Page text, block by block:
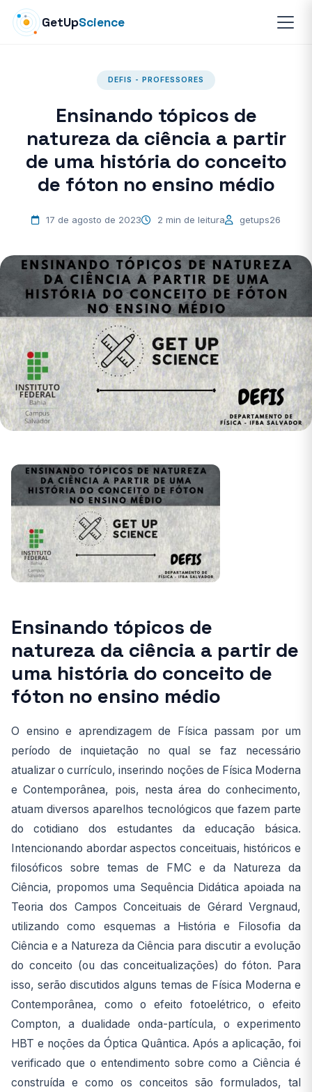
GetUpScience
DEFIS - PROFESSORES
Ensinando tópicos de
natureza da ciência a partir
de uma história do conceito
de fóton no ensino médio
17 de agosto de 2023 2 min de leitura getups26
Ensinando tópicos de
natureza da ciência a partir de
uma história do conceito de
fóton no ensino médio
O ensino e aprendizagem de Física passam por um
período de inquietação no qual se faz necessário
atualizar o currículo, inserindo noções de Física Moderna
e Contemporânea, pois, nesta área do conhecimento,
atuam diversos aparelhos tecnológicos que fazem parte
do cotidiano dos estudantes da educação básica.
Intencionando abordar aspectos conceituais, históricos e
filosóficos sobre temas de FMC e da Natureza da
Ciência, propomos uma Sequência Didática apoiada na
Teoria dos Campos Conceituais de Gérard Vergnaud,
utilizando como esquemas a História e Filosofia da
Ciência e a Natureza da Ciência para discutir a evolução
do conceito (ou das conceitualizações) do fóton. Para
isso, serão discutidos alguns temas de Física Moderna e
Contemporânea, como o efeito fotoelétrico, o efeito
Compton, a dualidade onda-partícula, o experimento
HBT e noções da Óptica Quântica. Após a aplicação, foi
verificado que o entendimento sobre como a Ciência é
construída e como os conceitos são formulados, tal